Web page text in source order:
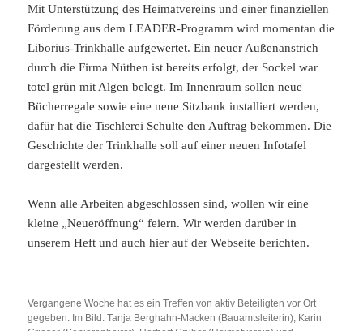
Mit Unterstützung des Heimatvereins und einer finanziellen
Förderung aus dem LEADER-Programm wird momentan die
Liborius-Trinkhalle aufgewertet. Ein neuer Außenanstrich
durch die Firma Nüthen ist bereits erfolgt, der Sockel war
totel grün mit Algen belegt. Im Innenraum sollen neue
Bücherregale sowie eine neue Sitzbank installiert werden,
dafür hat die Tischlerei Schulte den Auftrag bekommen. Die
Geschichte der Trinkhalle soll auf einer neuen Infotafel
dargestellt werden.
Wenn alle Arbeiten abgeschlossen sind, wollen wir eine
kleine „Neueröffnung“ feiern. Wir werden darüber in
unserem Heft und auch hier auf der Webseite berichten.
Vergangene Woche hat es ein Treffen von aktiv Beteiligten vor Ort
gegeben. Im Bild: Tanja Berghahn-Macken (Bauamtsleiterin), Karin